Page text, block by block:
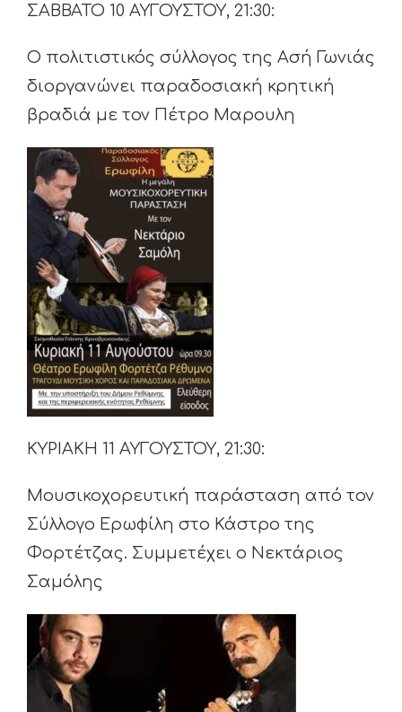
ΣΑΒΒΑΤΟ 10 ΑΥΓΟΥΣΤΟΥ, 21:30:
Ο πολιτιστικός σύλλογος της Ασή Γωνιάς
διοργανώνει παραδοσιακή κρητική
βραδιά με τον Πέτρο Μαρουλη
ΚΥΡΙΑΚΗ 11 ΑΥΓΟΥΣΤΟΥ, 21:30:
Μουσικοχορευτική παράσταση από τον
Σύλλογο Ερωφίλη στο Κάστρο της
Φορτέτζας. Συμμετέχει ο Νεκτάριος
Σαμόλης